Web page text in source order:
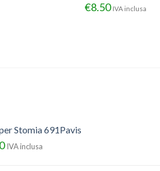
€8.50 IVA inclusa
Stomia 691Pavis
IVA inclusa